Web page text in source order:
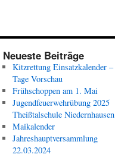
Neueste Beiträge
Kitzrettung Einsatzkalender –
Tage Vorschau
Frühschoppen am 1. Mai
Jugendfeuerwehrübung 2025
Theißtalschule
Maikalender
Jahreshauptversammlung
22.03.2024